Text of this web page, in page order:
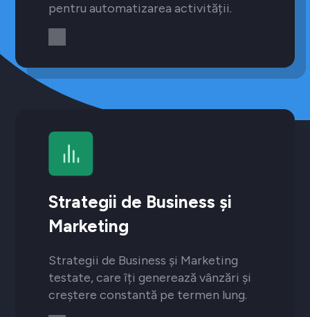
pentru automatizarea activității.
Strategii de Business și
Marketing
Strategii de Business și Marketing
testate, care îți generează vânzări și
creștere constantă pe termen lung.